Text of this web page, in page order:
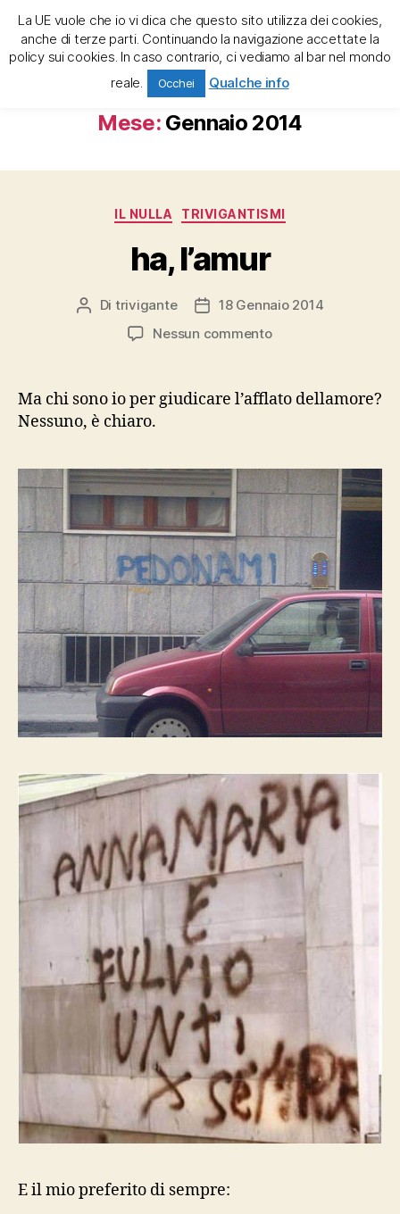
Cerca
trivigante e la tregenda
Menu
Mese: Gennaio 2014
Categorie
IL NULLA TRIVIGANTISMI
ha, l’amur
Autore
articolo
Di trivigante
Data18 Gennaio 2014
Nessun commentosu
Ma chi sono io per giudicare l’afflato dellamore?
Nessuno, è chiaro.
E il mio preferito di sempre:
La UE vuole che io vi dica che questo sito utilizza dei cookies,
anche di terze parti. Continuando la navigazione accettate la
policy sui cookies. In caso contrario, ci vediamo al bar nel mondo
reale.
Occhei Qualche info